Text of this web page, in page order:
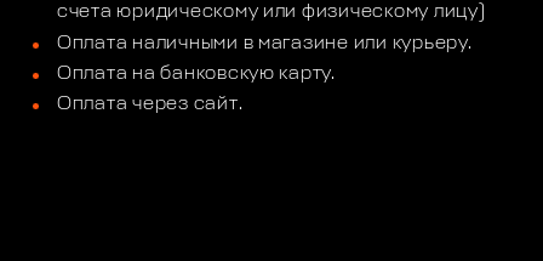
счета юридическому или физическому лицу)
Оплата наличными в магазине или курьеру.
Оплата на банковскую карту.
Оплата через сайт.